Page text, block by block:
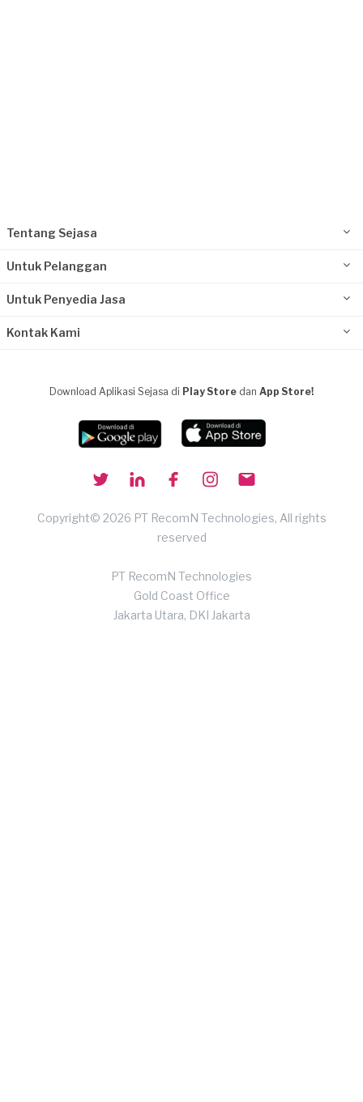
Tentang Sejasa
Untuk Pelanggan
Untuk Penyedia Jasa
Kontak Kami
Download Aplikasi Sejasa di Play Store dan App Store!
Copyright© 2026 PT RecomN Technologies, All rights
reserved
PT RecomN Technologies
Gold Coast Office
Jakarta Utara, DKI Jakarta